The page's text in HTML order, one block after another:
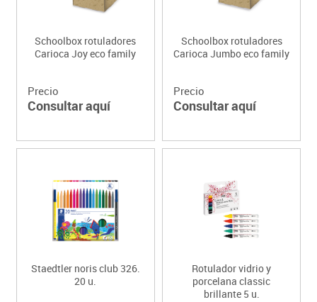
Schoolbox rotuladores
Carioca Joy eco family
Precio
Consultar aquí
Schoolbox rotuladores
Carioca Jumbo eco family
Precio
Consultar aquí
Staedtler noris club 326.
20 u.
Rotulador vidrio y
porcelana classic
brillante 5 u.